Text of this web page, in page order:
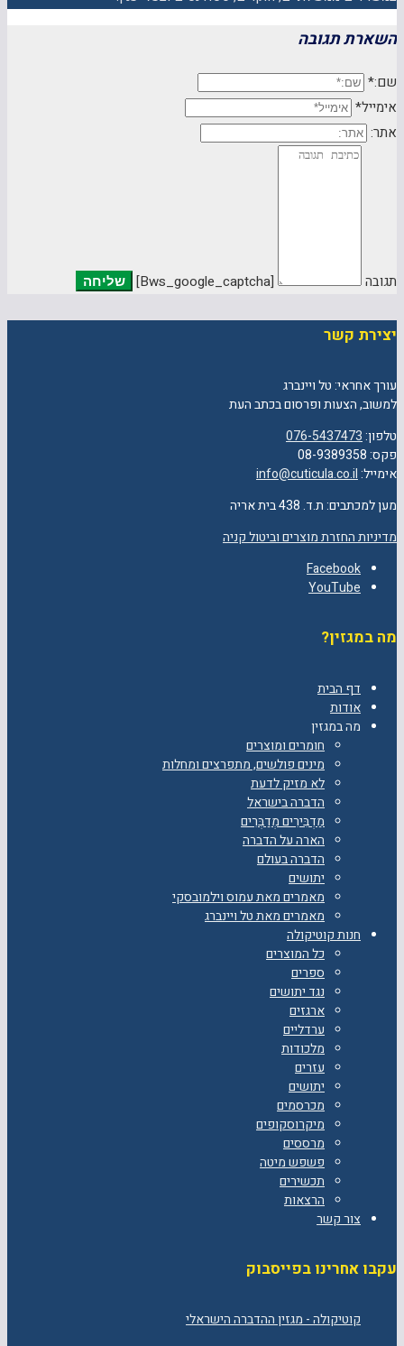
השארת תגובה
שם:*
אימייל*
אתר:
תגובה [bws_google_captcha]
יצירת קשר
עורך אחראי: טל ויינברג
למשוב, הצעות ופרסום בכתב העת
טלפון:076-5437473
פקס: 08-9389358
אימייל:info@cuticula.co.il
מען למכתבים: ת.ד. 438 בית אריה
מדיניות החזרת מוצרים וביטול קניה
Facebook
YouTube
מה במגזין?
דף הבית
אודות
מה במגזין
חומרים ומוצרים
מינים פולשים, מתפרצים ומחלות
לא מזיק לדעת
הדברה בישראל
מַדְבִּירִים מְדַבְּרִים
הארה על הדברה
הדברה בעולם
יתושים
מאמרים מאת עמוס וילמובסקי
מאמרים מאת טל ויינברג
חנות קוטיקולה
כל המוצרים
ספרים
נגד יתושים
ארגזים
ערדליים
מלכודות
עזרים
יתושים
מכרסמים
מיקרוסקופים
מרססים
פשפש מיטה
תכשירים
הרצאות
צור קשר
עקבו אחרינו בפייסבוק